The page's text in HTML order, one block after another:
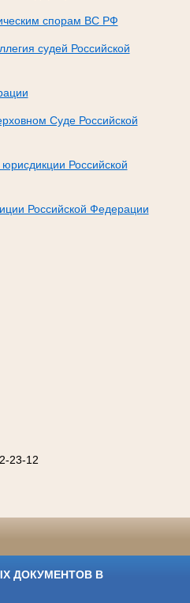
спорам ВС РФ
судей Российской
Суде Российской
Российской
Российской Федерации
23-12
ДОКУМЕНТОВ В